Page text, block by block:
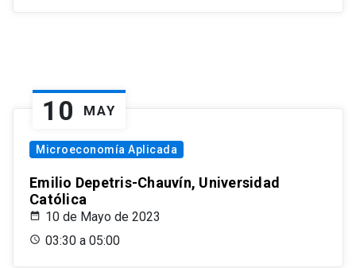
10 MAY
Microeconomía Aplicada
Emilio Depetris-Chauvín, Universidad
Católica
10 de Mayo de 2023
03:30 a 05:00